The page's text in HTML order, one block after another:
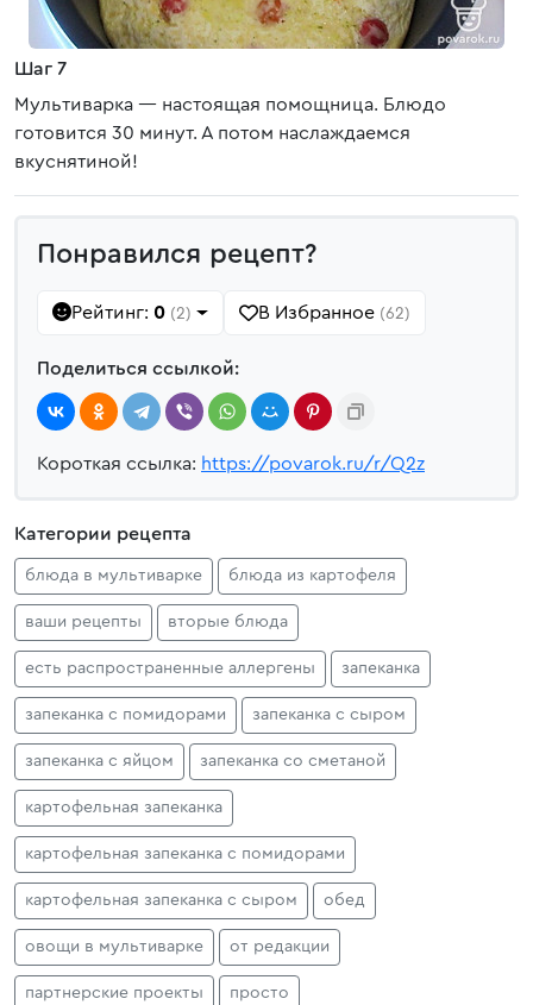
Шаг 7
Мультиварка — настоящая помощница. Блюдо
готовится 30 минут. А потом наслаждаемся
вкуснятиной!
Понравился рецепт?
Рейтинг: 0 (2) В Избранное (62)
Поделиться ссылкой:
Короткая ссылка: https://povarok.ru/r/Q2z
Категории рецепта
блюда в мультиварке блюда из картофеля
ваши рецепты вторые блюда
есть распространенные аллергены запеканка
запеканка с помидорами запеканка с сыром
запеканка с яйцом запеканка со сметаной
картофельная запеканка
картофельная запеканка с помидорами
картофельная запеканка с сыром обед
овощи в мультиварке от редакции
партнерские проекты просто